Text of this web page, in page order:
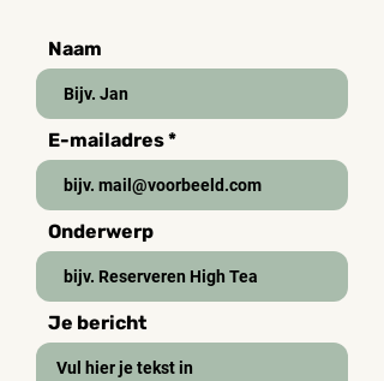
Naam
E-mailadres
Onderwerp
Je bericht